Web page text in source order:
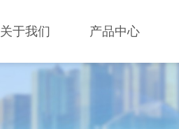
关于我们 产品中心